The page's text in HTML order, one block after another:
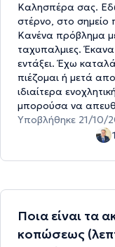
Καλησπέρα σας.
στέρνο, στο σημείο
Κανένα πρόβλημα
ταχυπαλμιες.
εντάξει. Έχω
πιέζομαι ή μετά
ιδιαίτερα
μπορούσα να
Υποβλήθηκε 21/10/
Ποια είναι τα
κοπώσεως